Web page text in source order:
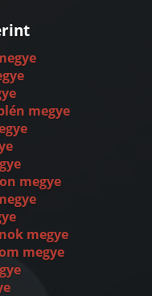
megye
megye
megye
megye